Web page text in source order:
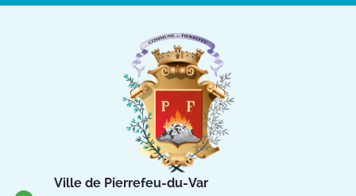
Du lundi au vendredi de 8h30
à 12h et de 13h à 17h